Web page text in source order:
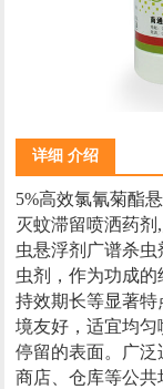
详细 介绍
5%高效氯氰菊酯
灭蚊滞留喷洒药
虫悬浮剂广谱杀
虫剂，作为功成的
持效期长等显著
境友好，适宜均
停留的表面。广泛
商店、仓库等公